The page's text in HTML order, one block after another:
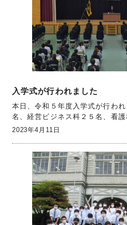
入学式が行われました
本日、令和５年度入学式が行わ
名、経営ビジネス科２５名、看
2023年4月11日